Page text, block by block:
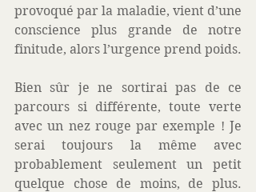
provoqué par la maladie, vient d’une
conscience plus grande de notre
Bien sûr je ne sortirai pas de ce
parcours si différente, toute verte
avec un nez rouge par exemple ! Je
serai toujours la même avec
probablement seulement un petit
quelque chose de moins, de plus.